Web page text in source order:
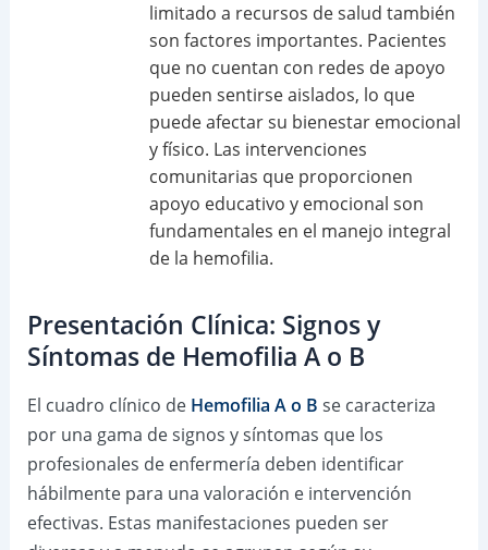
limitado a recursos de salud también
son factores importantes. Pacientes
que no cuentan con redes de apoyo
pueden sentirse aislados, lo que
puede afectar su bienestar emocional
y físico. Las intervenciones
comunitarias que proporcionen
apoyo educativo y emocional son
fundamentales en el manejo integral
de la hemofilia.
Presentación Clínica: Signos y
Síntomas de Hemofilia A o B
El cuadro clínico de Hemofilia A o B se caracteriza
por una gama de signos y síntomas que los
profesionales de enfermería deben identificar
hábilmente para una valoración e intervención
efectivas. Estas manifestaciones pueden ser